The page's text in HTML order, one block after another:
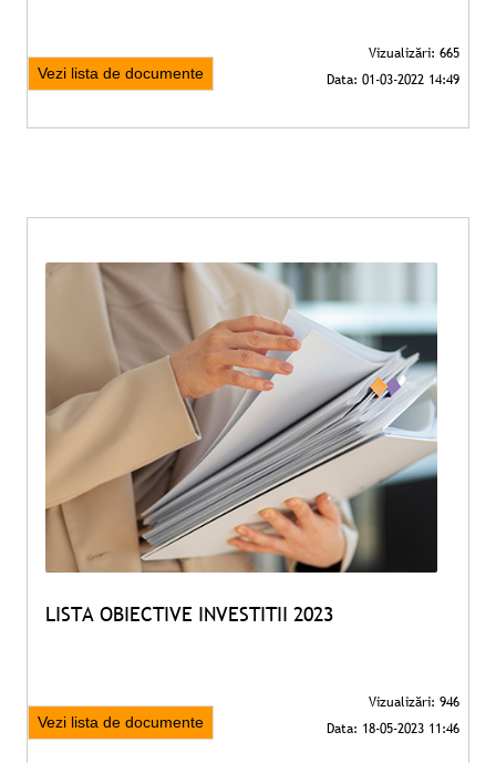
Vezi lista de documente
LISTA OBIECTIVE INVESTITII 2023
Vezi lista de documente